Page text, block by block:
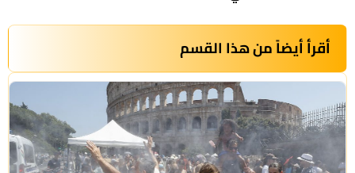
أقرأ أيضاً من هذا القسم